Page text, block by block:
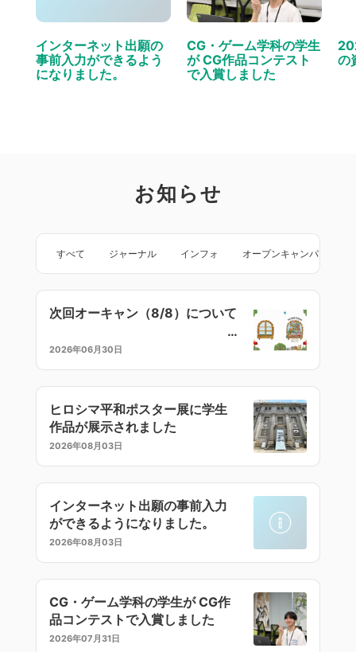
インターネット出願の
事前入力ができるよう
になりました。
CG・ゲーム学科の学生
が CG作品コンテスト
で入賞しました
の
お知らせ
すべて ジャーナル インフォ オープンキャンパス
次回オーキャン（8/8）について
2026年06月30日
ヒロシマ平和ポスター展に学生
作品が展示されました
2026年08月03日
インターネット出願の事前入力
ができるようになりました。
2026年08月03日
CG・ゲーム学科の学生が CG作
品コンテストで入賞しました
2026年07月31日